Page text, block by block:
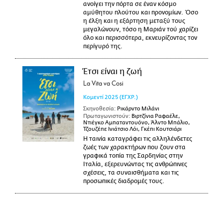
ανοίγει την πόρτα σε έναν κόσμο
αμύθητου πλούτου και προνομίων. Όσο
η έλξη και η εξάρτηση μεταξύ τους
μεγαλώνουν, τόσο η Μαριάν τού χαρίζει
όλο και περισσότερα, εκνευρίζοντας τον
περίγυρό της.
Έτσι είναι η ζωή
La Vita va Cosi
Κομεντί 2025 (ΕΓΧΡ.)
Σκηνοθεσία: Ρικάρντο Μιλάνι
Πρωταγωνιστούν: Βιρτζίνια Ραφαέλε,
Ντιέγκο Αμπαταντουόνο, Άλντο Μπάλιο,
Τζουζέπε Ινιάτσιο Λόι, Γκέπι Κουτσιάρι
Η ταινία καταγράφει τις αλληλένδετες
ζωές των χαρακτήρων που ζουν στα
γραφικά τοπία της Σαρδηνίας στην
Ιταλία, εξερευνώντας τις ανθρώπινες
σχέσεις, τα συναισθήματα και τις
προσωπικές διαδρομές τους.